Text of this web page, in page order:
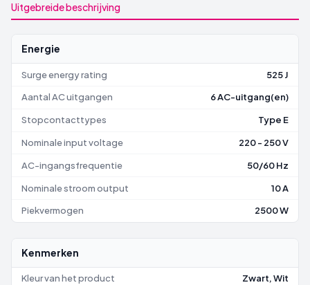
Uitgebreide beschrijving
Energie
Surge energy rating 525 J
Aantal AC uitgangen 6 AC-uitgang(en)
Stopcontacttypes Type E
Nominale input voltage 220 - 250 V
AC-ingangsfrequentie 50/60 Hz
Nominale stroom output 10 A
Piekvermogen 2500 W
Kenmerken
Kleur van het product Zwart, Wit